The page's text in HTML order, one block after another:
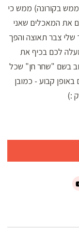
בקורונה) ממש כי
את המאכלים שאני
שלי צבר תאוצה והפך
לכם בכיף את
בשם "שחר חן" שכל
באופן קבוע - כמובן
:)